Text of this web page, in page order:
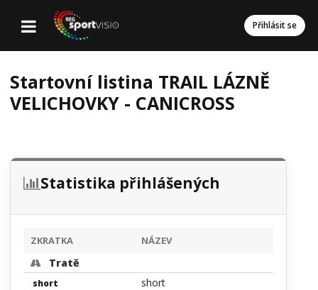
Přihlásit se
Startovní listina TRAIL LÁZNĚ
VELICHOVKY - CANICROSS
Statistika přihlášených
ZKRATKA NÁZEV
Tratě
short
short